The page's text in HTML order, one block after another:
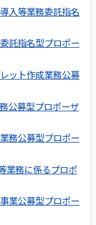
入等業務委託指名
託指名型プロポー
ット作成業務公募
公募型プロポーザ
務公募型プロポー
業務に係るプロポ
業公募型プロポー